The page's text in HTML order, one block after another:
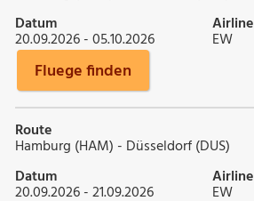
Datum
20.09.2026 - 05.10.2026
Airline
EW
Fluege finden
Route
Hamburg (HAM) - Düsseldorf (DUS)
Datum
20.09.2026 - 21.09.2026
Airline
EW